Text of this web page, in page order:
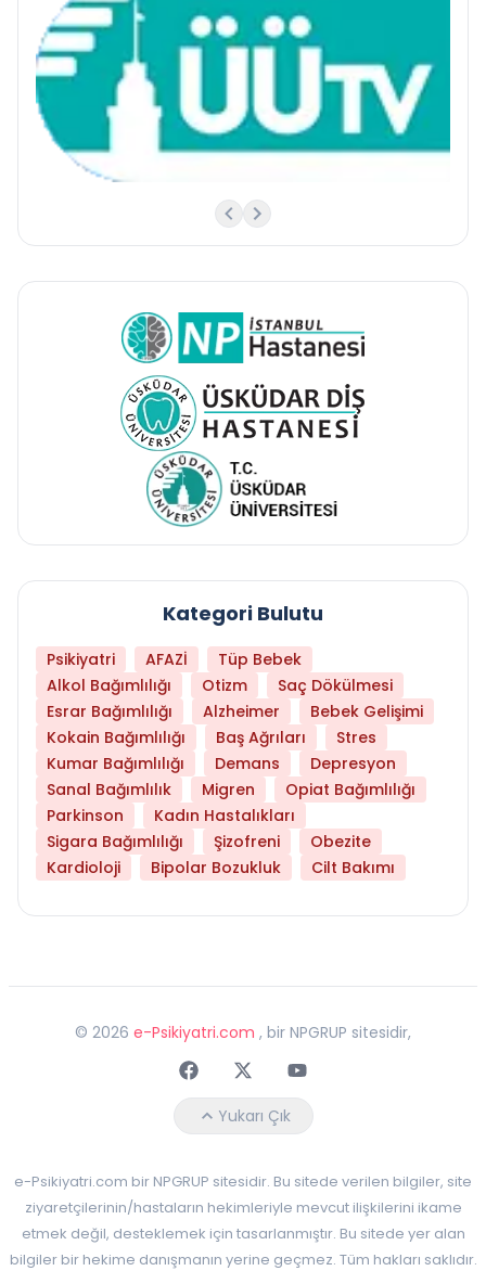
Kategori Bulutu
Psikiyatri AFAZİ
Tüp Bebek
Alkol Bağımlılığı
Otizm
Saç Dökülmesi
Esrar Bağımlılığı
Alzheimer
Bebek Gelişimi
Kokain Bağımlılığı
Baş Ağrıları
Stres
Kumar Bağımlılığı
Demans
Depresyon
Sanal Bağımlılık
Migren
Opiat Bağımlılığı
Parkinson
Kadın Hastalıkları
Sigara Bağımlılığı
Şizofreni
Obezite
Kardioloji
Bipolar Bozukluk Cilt Bakımı
© 2026 e-Psikiyatri.com , bir NPGRUP sitesidir,
FaceebokTwitterYoutube
Yukarı Çık
e-Psikiyatri.com bir NPGRUP sitesidir. Bu sitede verilen bilgiler, site
ziyaretçilerinin/hastaların hekimleriyle mevcut ilişkilerini ikame
etmek değil, desteklemek için tasarlanmıştır. Bu sitede yer alan
bilgiler bir hekime danışmanın yerine geçmez. Tüm hakları saklıdır.